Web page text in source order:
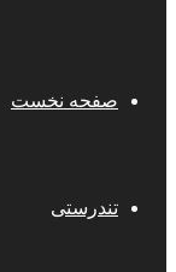
صفحه نخست
تندرستی